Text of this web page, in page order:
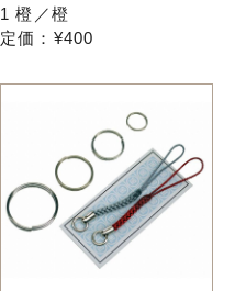
1 橙／橙
定価：¥400